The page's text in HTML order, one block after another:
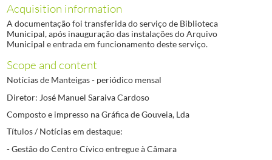
Acquisition information
A documentação foi transferida do serviço de Biblioteca
Municipal, após inauguração das instalações do Arquivo
Municipal e entrada em funcionamento deste serviço.
Scope and content
Notícias de Manteigas - periódico mensal
Diretor: José Manuel Saraiva Cardoso
Composto e impresso na Gráfica de Gouveia, Lda
Títulos / Notícias em destaque:
- Gestão do Centro Cívico entregue à Câmara